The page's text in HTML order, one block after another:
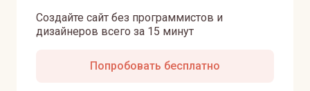
Создайте сайт без программистов и
дизайнеров всего за 15 минут
Попробовать бесплатно